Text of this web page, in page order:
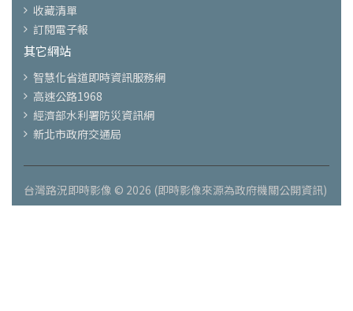
收藏清單
訂閱電子報
其它網站
智慧化省道即時資訊服務網
高速公路1968
經濟部水利署防災資訊網
新北市政府交通局
台灣路況即時影像 © 2026 (即時影像來源為政府機關公開資訊)